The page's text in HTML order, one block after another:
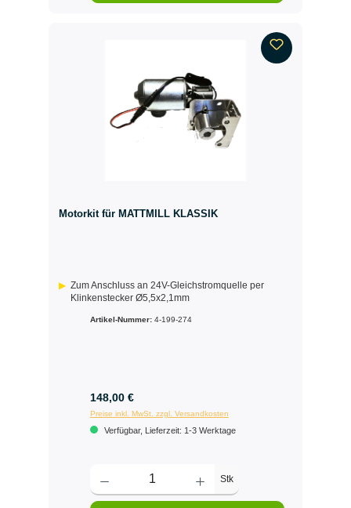
Motorkit für MATTMILL KLASSIK
Zum Anschluss an 24V-Gleichstromquelle per
Klinkenstecker Ø5,5x2,1mm
Artikel-Nummer: 4-199-274
148,00 €
Preise inkl. MwSt. zzgl. Versandkosten
Verfügbar, Lieferzeit: 1-3 Werktage
Stk